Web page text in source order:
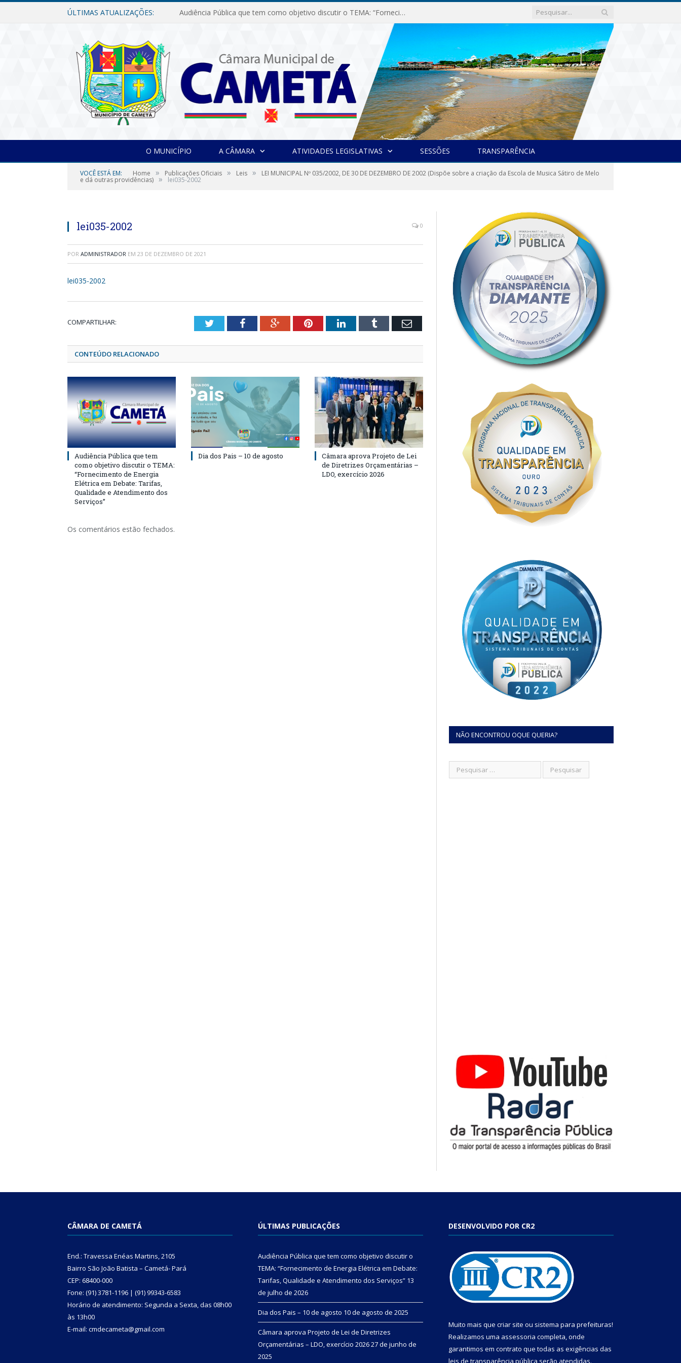
ÚLTIMAS ATUALIZAÇÕES: Audiência Pública que tem como objetivo discutir o TEMA: “Fornecimento de Energia Elétrica em Debate: Tarifas, Qualidade e Atendimento dos Serviços”
O MUNICÍPIO A CÂMARA ATIVIDADES LEGISLATIVAS SESSÕES TRANSPARÊNCIA
VOCÊ ESTÁ EM: Home » Publicações Oficiais » Leis » LEI MUNICIPAL Nº 035/2002, DE 30 DE DEZEMBRO DE 2002 (Dispõe sobre a criação da Escola de Musica Sátiro de Melo
e dá outras providências) » lei035-2002
lei035-2002 0
POR ADMINISTRADOR EM 23 DE DEZEMBRO DE 2021
lei035-2002
COMPARTILHAR: TwitterFacebookGoogle+PinterestLinkedInTumblr Email
CONTEÚDO RELACIONADO
Audiência Pública que tem
como objetivo discutir o TEMA:
“Fornecimento de Energia
Elétrica em Debate: Tarifas,
Qualidade e Atendimento dos
Serviços”
Dia dos Pais – 10 de agosto
Câmara aprova Projeto de Lei
de Diretrizes Orçamentárias –
LDO, exercício 2026
Os comentários estão fechados.
NÃO ENCONTROU OQUE QUERIA?
CÂMARA DE CAMETÁ
End.: Travessa Enéas Martins, 2105
Bairro São João Batista – Cametá- Pará
CEP: 68400-000
Fone: (91) 3781-1196 | (91) 99343-6583
Horário de atendimento: Segunda a Sexta, das 08h00
às 13h00
E-mail: cmdecameta@gmail.com
ÚLTIMAS PUBLICAÇÕES
Audiência Pública que tem como objetivo discutir o
TEMA: “Fornecimento de Energia Elétrica em Debate:
Tarifas, Qualidade e Atendimento dos Serviços” 13
de julho de 2026
Dia dos Pais – 10 de agosto 10 de agosto de 2025
Câmara aprova Projeto de Lei de Diretrizes
Orçamentárias – LDO, exercício 202627 de junho de
2025
DESENVOLVIDO POR CR2
Muito mais que criar site ou sistema para prefeituras!
Realizamos uma assessoria completa, onde
garantimos em contrato que todas as exigências das
leis de transparência pública serão atendidas.